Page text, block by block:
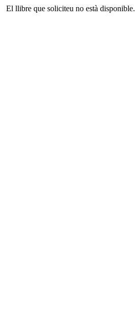
El llibre que soliciteu no està disponible.